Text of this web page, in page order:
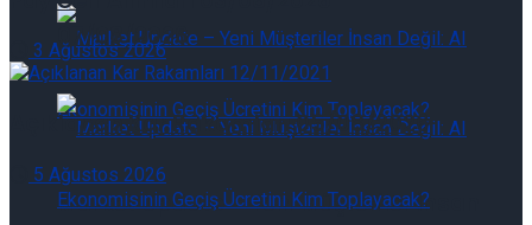
Market Update – Yeni Müşteriler İnsan
07/08/2026
3 Ağustos 2026
Açıklanan Kar Rakamları 05/08/2026
5 Ağustos 2026